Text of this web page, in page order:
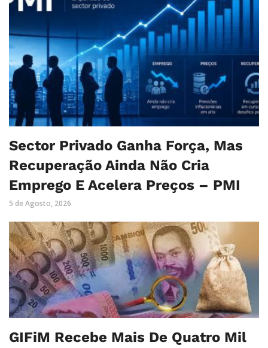
Sector Privado Ganha Força, Mas
Recuperação Ainda Não Cria
Emprego E Acelera Preços – PMI
5 de Agosto, 2026
GIFiM Recebe Mais De Quatro Mil